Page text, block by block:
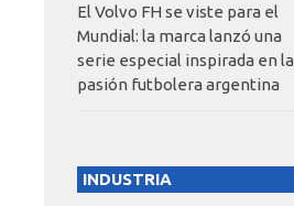
El Volvo FH se viste para el
Mundial: la marca lanzó una
serie especial inspirada en la
pasión futbolera argentina
INDUSTRIA